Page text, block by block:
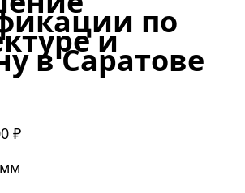
по
и
в Саратове
₽